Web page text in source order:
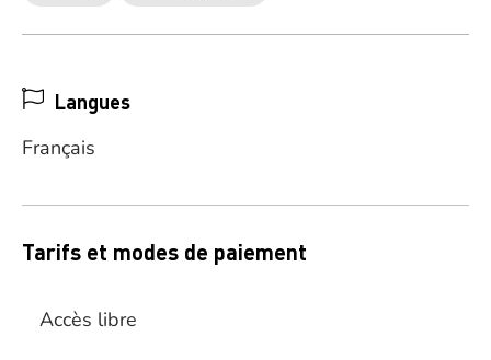
Langues
Français
Tarifs et modes de paiement
Accès libre